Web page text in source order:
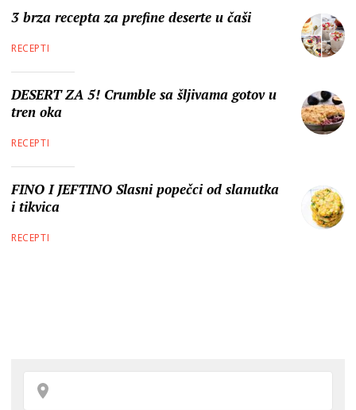
3 brza recepta za prefine deserte u čaši
RECEPTI
DESERT ZA 5! Crumble sa šljivama gotov u
tren oka
RECEPTI
FINO I JEFTINO Slasni popečci od slanutka
i tikvica
RECEPTI